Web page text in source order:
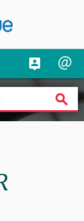
search